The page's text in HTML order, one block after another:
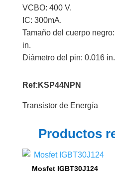
VCBO: 400 V.
IC: 300mA.
Tamaño del cuerpo
in.
Diámetro del pin: 0.016 in.
Ref:KSP44NPN
Transistor de Energía
Productos
Mosfet IGBT30J124